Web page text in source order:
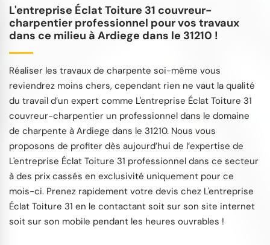
L'entreprise Éclat Toiture 31 couvreur-
charpentier professionnel pour vos travaux
dans ce milieu à Ardiege dans le 31210 !
Réaliser les travaux de charpente soi-même vous
reviendrez moins chers, cependant rien ne vaut la qualité
du travail d’un expert comme L'entreprise Éclat Toiture 31
couvreur-charpentier un professionnel dans le domaine
de charpente à Ardiege dans le 31210. Nous vous
proposons de profiter dès aujourd’hui de l’expertise de
L'entreprise Éclat Toiture 31 professionnel dans ce secteur
à des prix cassés en exclusivité uniquement pour ce
mois-ci. Prenez rapidement votre devis chez L'entreprise
Éclat Toiture 31 en le contactant soit sur son site internet
soit sur son mobile pendant les heures ouvrables !